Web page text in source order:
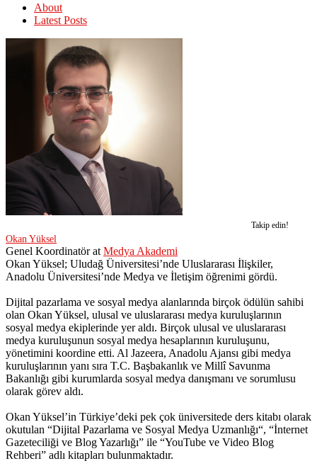
About
Latest Posts
Takip edin!
Okan Yüksel
Genel Koordinatörat Medya Akademi
Okan Yüksel; Uludağ Üniversitesi’nde Uluslararası İlişkiler,
Anadolu Üniversitesi’nde Medya ve İletişim öğrenimi gördü.
Dijital pazarlama ve sosyal medya alanlarında birçok ödülün sahibi
olan Okan Yüksel, ulusal ve uluslararası medya kuruluşlarının
sosyal medya ekiplerinde yer aldı. Birçok ulusal ve uluslararası
medya kuruluşunun sosyal medya hesaplarının kuruluşunu,
yönetimini koordine etti. Al Jazeera, Anadolu Ajansı gibi medya
kuruluşlarının yanı sıra T.C. Başbakanlık ve Millî Savunma
Bakanlığı gibi kurumlarda sosyal medya danışmanı ve sorumlusu
olarak görev aldı.
Okan Yüksel’in Türkiye’deki pek çok üniversitede ders kitabı olarak
okutulan “Dijital Pazarlama ve Sosyal Medya Uzmanlığı“, “İnternet
Gazeteciliği ve Blog Yazarlığı” ile “YouTube ve Video Blog
Rehberi” adlı kitapları bulunmaktadır.